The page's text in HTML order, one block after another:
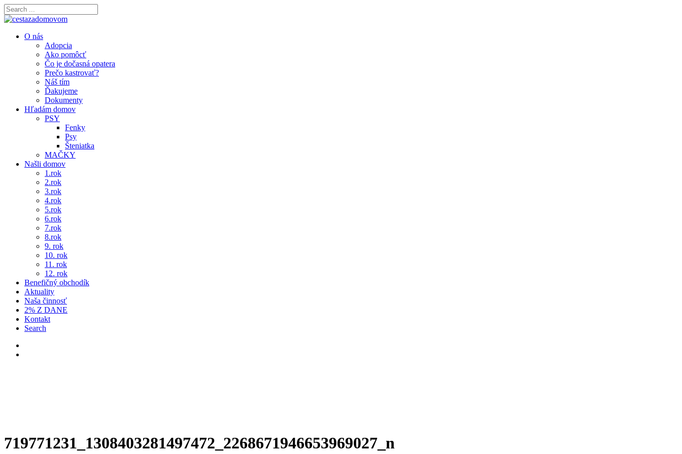
O nás
Adopcia
Ako pomôcť
Čo je dočasná opatera
Prečo kastrovať?
Náš tím
Ďakujeme
Dokumenty
Hľadám domov
PSY
Fenky
Psy
Šteniatka
MAČKY
Našli domov
1.rok
2.rok
3.rok
4.rok
5.rok
6.rok
7.rok
8.rok
9. rok
10. rok
11. rok
12. rok
Benefičný obchodík
Aktuality
Naša činnosť
2% Z DANE
Kontakt
Search
719771231_1308403281497472_2268671946653969027_n